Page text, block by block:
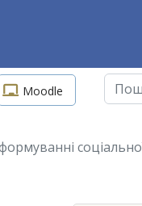
Moodle